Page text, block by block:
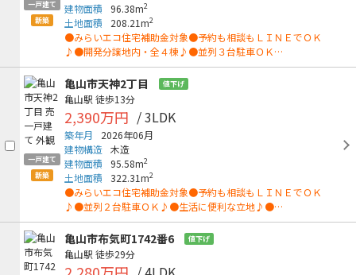
一戸建て
新築
建物面積
96.38m2
土地面積 208.21m2
●みらいエコ住宅補助金対象●予約も相談もＬＩＮＥでＯＫ
♪●開発分譲地内・全４棟♪●並列３台駐車ＯＫ…
一戸建て
新築
亀山市天神2丁目 値下げ
亀山駅 徒歩13分
2,390万円 / 3LDK
築年月
2026年06月
建物構造 木造
建物面積
95.58m2
土地面積 322.31m2
●みらいエコ住宅補助金対象●予約も相談もＬＩＮＥでＯＫ
♪●並列２台駐車ＯＫ♪●生活に便利な立地♪●…
亀山市布気町1742番6 値下げ
亀山駅 徒歩29分